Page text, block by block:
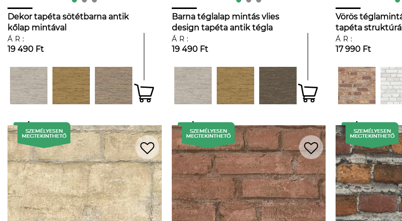
Dekor tapéta sötétbarna antik
kőlap mintával
ÁR:
19 490 Ft
Barna téglalap mintás vlies
design tapéta antik tégla
mintákkal
ÁR:
19 490 Ft
Vörös
tapéta
mintával
ÁR:
17 990 Ft